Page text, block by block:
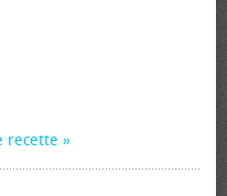
recette